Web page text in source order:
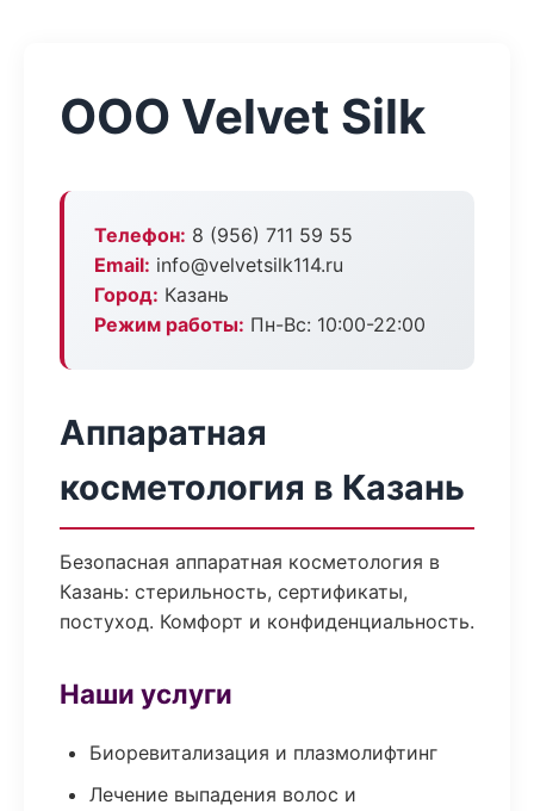
ООО Velvet Silk
Телефон: 8 (956) 711 59 55
Email: info@velvetsilk114.ru
Город: Казань
Режим работы: Пн-Вс: 10:00-22:00
Аппаратная
косметология в Казань
Безопасная аппаратная косметология в
Казань: стерильность, сертификаты,
постуход. Комфорт и конфиденциальность.
Наши услуги
Биоревитализация и плазмолифтинг
Лечение выпадения волос и